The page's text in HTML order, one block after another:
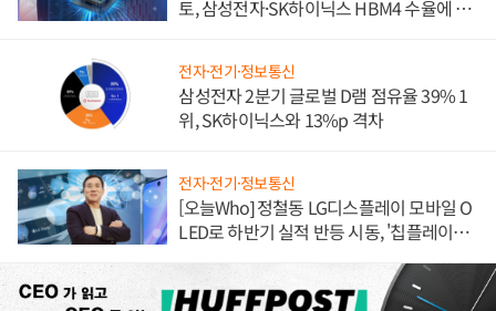
토, 삼성전자·SK하이닉스 HBM4 수율에 주
전자·전기·정보통신
삼성전자 2분기 글로벌 D램 점유율 39% 1
위, SK하이닉스와 13%p 격차
전자·전기·정보통신
[오늘Who] 정철동 LG디스플레이 모바일 O
LED로 하반기 실적 반등 시동, '칩플레이